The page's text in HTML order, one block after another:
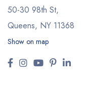
50-30 98th St,
Queens, NY 11368
Show on map